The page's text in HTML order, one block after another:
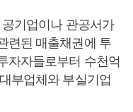
기업이나 관공서가
련된 매출채권에 투
자자들로부터 수천억
부업체와 부실기업